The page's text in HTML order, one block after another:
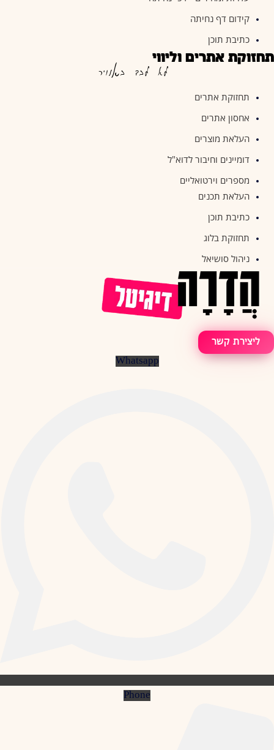
קידום דף נחיתה
כתיבת תוכן
תחזוקת אתרים וליווי
לא לבד באוויר
תחזוקת אתרים
אחסון אתרים
העלאת מוצרים
דומיינים וחיבור לדוא"ל
מספרים וירטואליים
העלאת תכנים
כתיבת תוכן
תחזוקת בלוג
ניהול סושיאל
ליצירת קשר
Whatsapp
Phone